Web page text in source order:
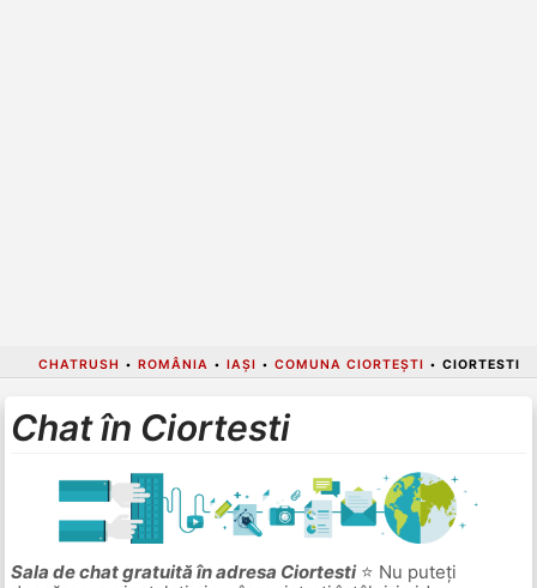
CHATRUSH • ROMÂNIA • IAȘI • COMUNA CIORTEȘTI • CIORTESTI
Chat în Ciortesti
Sala de chat gratuită în adresa Ciortesti⭐ Nu puteți